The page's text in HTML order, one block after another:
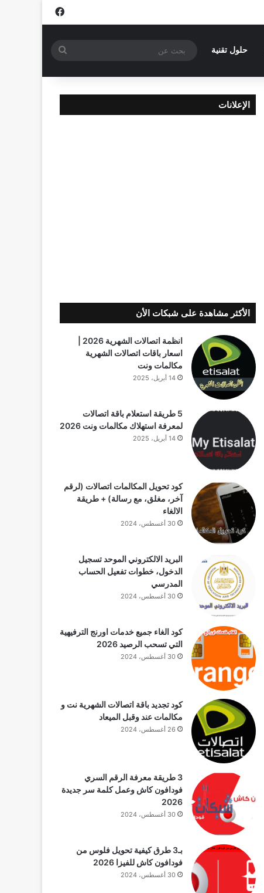
فيسبوك
حلول تقنية
بحث
الإعلانات
الأكثر مشاهدة على شبكات الأن
اسعار باقات اتصالات الشهرية
مكالمات ونت
14 أبريل، 2025
5 طريقة استعلام باقة اتصالات
لمعرفة استهلاك مكالمات ونت 2026
14 أبريل، 2025
كود تحويل المكالمات اتصالات (لرقم
آخر، مغلق، مع رسالة) + طريقة
الالغاء
30 أغسطس، 2024
البريد الالكتروني الموحد تسجيل
الدخول، خطوات تفعيل الحساب
المدرسي
30 أغسطس، 2024
كود الغاء جميع خدمات اورنج الترفيهية
التي تسحب الرصيد 2026
30 أغسطس، 2024
كود تجديد باقة اتصالات الشهرية نت و
مكالمات عند وقبل الميعاد
26 أغسطس، 2024
3 طريقة معرفة الرقم السري
فودافون كاش وعمل كلمة سر جديدة
2026
30 أغسطس، 2024
بـ3 طرق كيفية تحويل فلوس من
فودافون كاش للفيزا 2026
30 أغسطس، 2024